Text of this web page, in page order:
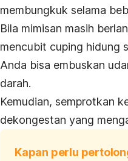
membungkuk selama
Bila mimisan masih
mencubit cuping hidung
Anda bisa embuskan
darah.
Kemudian, semprotkan
dekongestan yang
Kapan perlu